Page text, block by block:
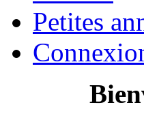
Petites